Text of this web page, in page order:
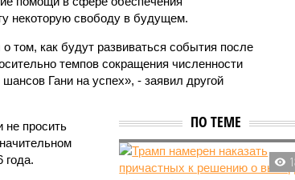
некоторую свободу в будущем.
том, как будут развиваться события после
темпов сокращения численности
Гани на успех», - заявил другой
ПО ТЕМЕ
не просить
года.